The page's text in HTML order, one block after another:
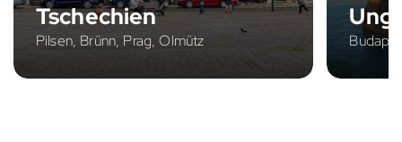
Tschechien
Pilsen, Brünn, Prag, Olmütz